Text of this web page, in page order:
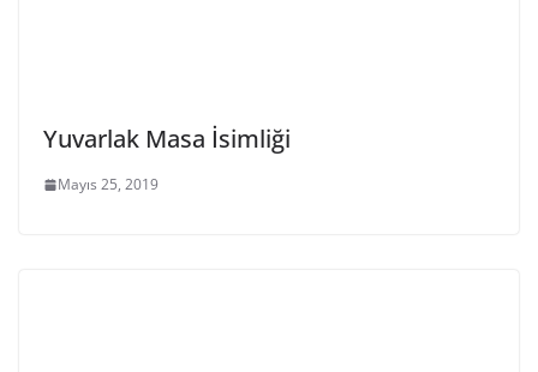
Yuvarlak Masa İsimliği
Mayıs 25, 2019